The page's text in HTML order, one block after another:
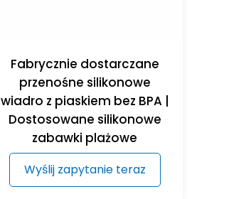
Fabrycznie dostarczane
przenośne silikonowe
wiadro z piaskiem bez BPA |
Dostosowane silikonowe
zabawki plażowe
Wyślij zapytanie teraz